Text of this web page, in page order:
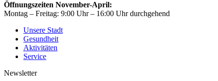
Öffnungszeiten November-April:
Montag – Freitag: 9:00 Uhr – 16:00 Uhr durchgehend
Unsere Stadt
Gesundheit
Aktivitäten
Service
Newsletter